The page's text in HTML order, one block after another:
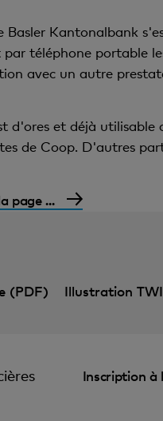
Basler Kantonalbank
téléphone portable
avec un autre
d'ores et déjà utilisable
de Coop. D'autres
page ...
(PDF) Illustration
Inscription à